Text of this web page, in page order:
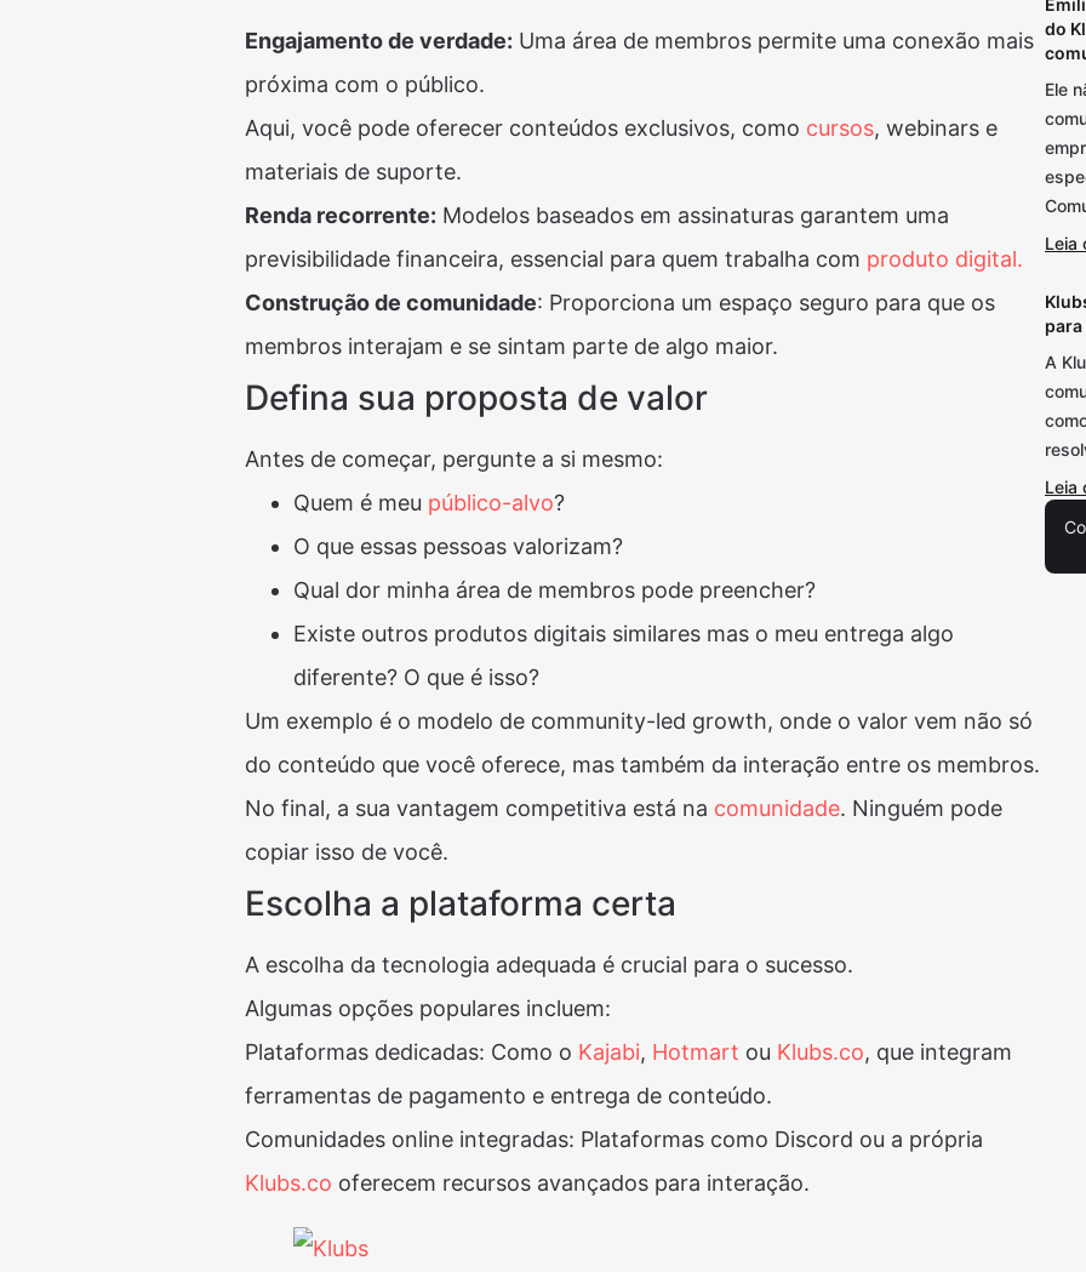
Engajamento de verdade: Uma área de membros permite uma conexão mais
próxima com o público.
Aqui, você pode oferecer conteúdos exclusivos, como cursos, webinars e
materiais de suporte.
Renda recorrente: Modelos baseados em assinaturas garantem uma
previsibilidade financeira, essencial para quem trabalha com produto digital.
Construção de comunidade: Proporciona um espaço seguro para que os
membros interajam e se sintam parte de algo maior.
Defina sua proposta de valor
Antes de começar, pergunte a si mesmo:
Quem é meu público-alvo?
O que essas pessoas valorizam?
Qual dor minha área de membros pode preencher?
Existe outros produtos digitais similares mas o meu entrega algo
diferente? O que é isso?
Um exemplo é o modelo de community-led growth, onde o valor vem não só
do conteúdo que você oferece, mas também da interação entre os membros​​.
No final, a sua vantagem competitiva está na comunidade. Ninguém pode
copiar isso de você.
Escolha a plataforma certa
A escolha da tecnologia adequada é crucial para o sucesso.
Algumas opções populares incluem:
Plataformas dedicadas: Como o Kajabi, Hotmart ou Klubs.co, que integram
ferramentas de pagamento e entrega de conteúdo.
Comunidades online integradas: Plataformas como Discord ou a própria
Klubs.co oferecem recursos avançados para interação.
do
Ele
Leia
A
Leia